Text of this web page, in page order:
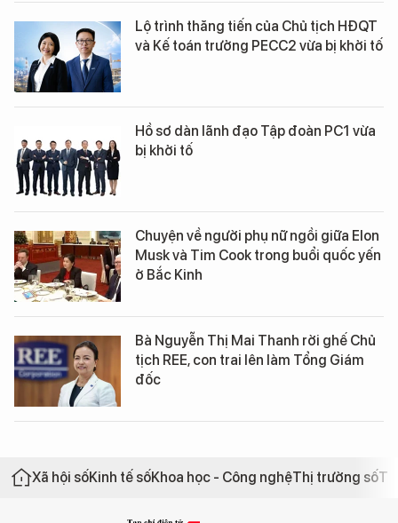
Lộ trình thăng tiến của Chủ tịch HĐQT
và Kế toán trưởng PECC2 vừa bị khởi tố
Hồ sơ dàn lãnh đạo Tập đoàn PC1 vừa
bị khởi tố
Chuyện về người phụ nữ ngồi giữa Elon
Musk và Tim Cook trong buổi quốc yến
ở Bắc Kinh
Bà Nguyễn Thị Mai Thanh rời ghế Chủ
tịch REE, con trai lên làm Tổng Giám
đốc
Xã hội sốKinh tế sốKhoa học - Công nghệThị trường số